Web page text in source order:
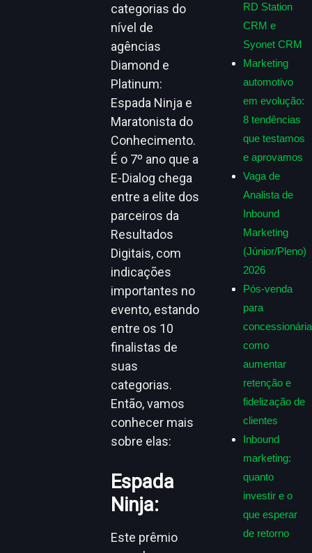
categorias do
nível de
agências
Diamond e
Platinum:
Espada Ninja e
Maratonista do
Conhecimento.
É o 7º ano que a
E-Dialog chega
entre a elite dos
parceiros da
Resultados
Digitais, com
indicações
importantes no
evento, estando
entre os 10
finalistas de
suas
categorias.
Então, vamos
conhecer mais
sobre elas:
Espada
Ninja:
Este prêmio
RD Station
CRM e
Syonet CRM
Marketing
automotivo
em evolução:
8 tendências
que testamos
e aprovamos
Vaga de
Analista de
Inbound
Marketing
(Júnior/Pleno)
2026
Pós-venda
para
como
aumentar
retenção e
fidelização de
clientes
Inbound
marketing:
quanto
investir e o
que esperar
de retorno